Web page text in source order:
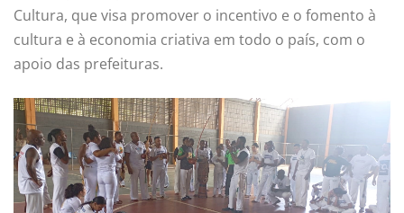
Cultura, que visa promover o incentivo e o fomento à
cultura e à economia criativa em todo o país, com o
apoio das prefeituras.